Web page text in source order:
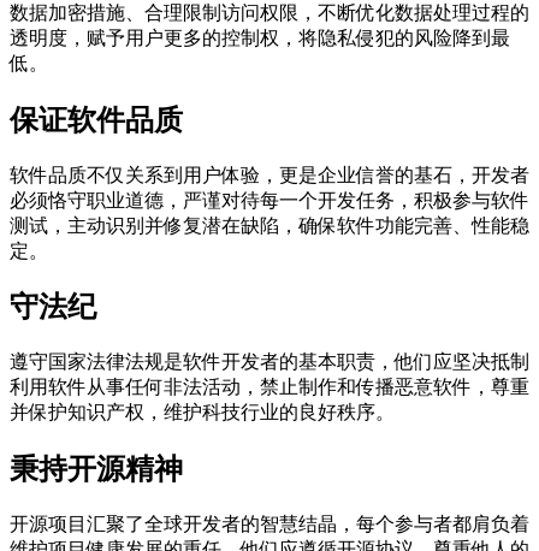
数据加密措施、合理限制访问权限，不断优化数据处理过程的
透明度，赋予用户更多的控制权，将隐私侵犯的风险降到最
低。
保证软件品质
软件品质不仅关系到用户体验，更是企业信誉的基石，开发者
必须恪守职业道德，严谨对待每一个开发任务，积极参与软件
测试，主动识别并修复潜在缺陷，确保软件功能完善、性能稳
定。
守法纪
遵守国家法律法规是软件开发者的基本职责，他们应坚决抵制
利用软件从事任何非法活动，禁止制作和传播恶意软件，尊重
并保护知识产权，维护科技行业的良好秩序。
秉持开源精神
开源项目汇聚了全球开发者的智慧结晶，每个参与者都肩负着